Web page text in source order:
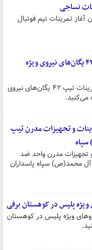
نساجی
تمرینات تیم فوتبال
فیلم/ تمرینات تیپ ۴۲ یگان‌های نیروی ویژه
تصاویری دیدنی از تمرینات تیپ ۴۲ یگان‌های نیروی
می‌کنید.
و تجهیزات مدرن تیپ
تجهیزات مدرن واحد ضد
آل محمد(ص) سپاه پاسداران
ویژه پلیس در کوهستان برفی
ویژه پلیس در کوهستان